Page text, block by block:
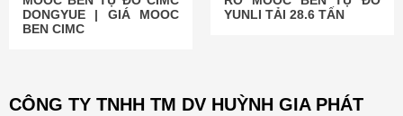
DONGYUE | GIÁ MOOC
BEN CIMC
YUNLI TẢI 28.6 TẤN
CÔNG TY TNHH TM DV HUỲNH GIA PHÁT